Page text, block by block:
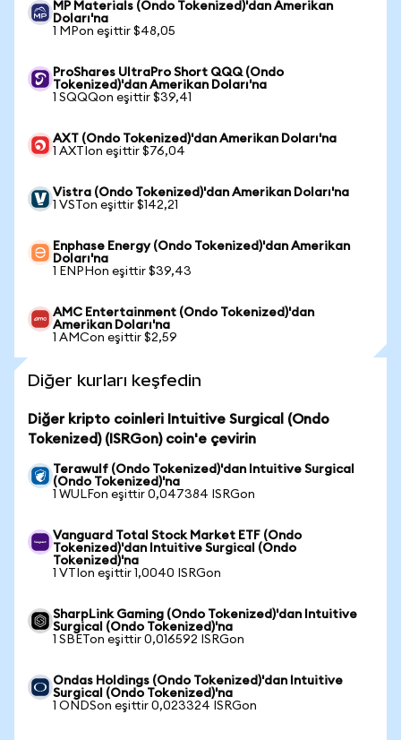
MP Materials (Ondo Tokenized)'dan Amerikan
Doları'na
1 MPon eşittir $48,05
ProShares UltraPro Short QQQ (Ondo
Tokenized)'dan Amerikan Doları'na
1 SQQQon eşittir $39,41
AXT (Ondo Tokenized)'dan Amerikan Doları'na
1 AXTIon eşittir $76,04
Vistra (Ondo Tokenized)'dan Amerikan Doları'na
1 VSTon eşittir $142,21
Enphase Energy (Ondo Tokenized)'dan Amerikan
Doları'na
1 ENPHon eşittir $39,43
AMC Entertainment (Ondo Tokenized)'dan
Amerikan Doları'na
1 AMCon eşittir $2,59
Diğer kurları keşfedin
Diğer kripto coinleri Intuitive Surgical (Ondo
Tokenized) (ISRGon) coin'e çevirin
Terawulf (Ondo Tokenized)'dan Intuitive Surgical
(Ondo Tokenized)'na
1 WULFon eşittir 0,047384 ISRGon
Vanguard Total Stock Market ETF (Ondo
Tokenized)'dan Intuitive Surgical (Ondo
Tokenized)'na
1 VTIon eşittir 1,0040 ISRGon
SharpLink Gaming (Ondo Tokenized)'dan Intuitive
Surgical (Ondo Tokenized)'na
1 SBETon eşittir 0,016592 ISRGon
Ondas Holdings (Ondo Tokenized)'dan Intuitive
Surgical (Ondo Tokenized)'na
1 ONDSon eşittir 0,023324 ISRGon